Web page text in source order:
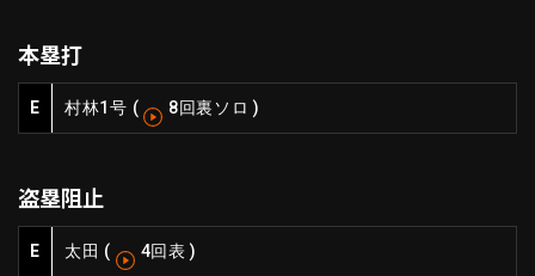
本塁打
E 村林1号 ( 8回裏ソロ )
盗塁阻止
E 太田 ( 4回表 )